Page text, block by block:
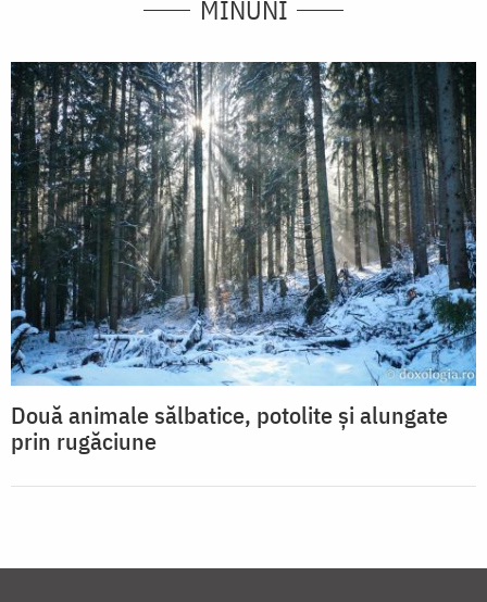
MINUNI
Două animale sălbatice, potolite și alungate
prin rugăciune